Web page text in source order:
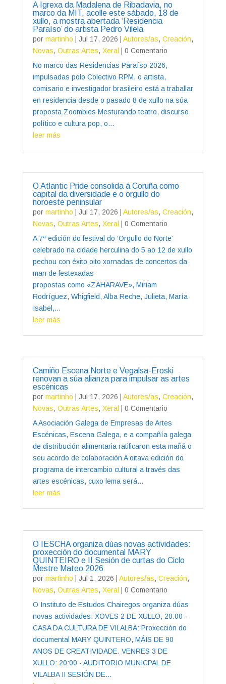
A Igrexa da Madalena de Ribadavia, no
marco da MIT, acolle este sábado, 18 de
xullo, a mostra abertada ‘Residencia
Paraíso’ do artista Pedro Vilela
por martinho Jul 17, 2026 Autores/as, Creación,
Novas, Outras Artes, Xeral
| 0 Comentario
No marco das Residencias Paraíso 2026,
impulsadas polo Colectivo RPM, o artista,
comisario e investigador brasileiro está a traballar
en residencia desde o pasado 8 de xullo na súa
proposta Zoombies Mesturando teatro, discurso
político e cultura pop, o...
leer más
O Atlantic Pride consolida á Coruña como
capital da diversidade e o orgullo do
noroeste peninsular
por martinho Jul 17, 2026 Autores/as, Creación,
Novas, Outras Artes, Xeral
| 0 Comentario
A 7ª edición do festival do ‘Orgullo do Norte’
celebrado na cidade herculina do 5 ao 12 de xullo
pechou con éxito oito xornadas de concertos da
man de festexadas
propostas como «ZAHARAVE», Miriam
Rodríguez, Whigfield, Alba Reche, Julieta, María
Isabel,...
leer más
Camiño Escena Norte e Vegalsa-Eroski
renovan a súa alianza para impulsar as artes
escénicas
por martinho Jul 17, 2026 Autores/as, Creación,
Novas, Outras Artes, Xeral
| 0 Comentario
A Asociación Galega de Empresas de Artes
Escénicas, Escena Galega, e a compañía galega
de distribución alimentaria ratificaron esta mañá o
seu acordo de colaboración A oitava edición do
programa de intercambio cultural a través das
artes escénicas, cuxo lema será...
leer más
O IESCHA organiza dúas novas actividades:
proxección do documental MARY
QUINTEIRO e II Sesión de curtas do Ciclo
Mestre Mateo 2026
por martinho Jul 1, 2026 Autores/as, Creación,
Novas, Outras Artes, Xeral
| 0 Comentario
O Instituto de Estudos Chairegos organiza dúas
novas actividades: XOVES 2 DE XULLO, 20:00 -
CASA DA CULTURA DE VILALBA: Proxección do
documental MARY QUINTERO, MÁIS DE 90
ANOS DE CREATIVIDADE. VENRES 3 DE
XULLO: 20:00 - AUDITORIO MUNICPAL DE
VILALBA II SESIÓN DE...